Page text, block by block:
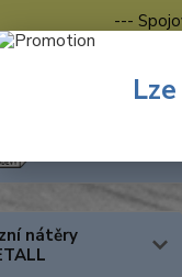
---
s.r.o.
nátěry